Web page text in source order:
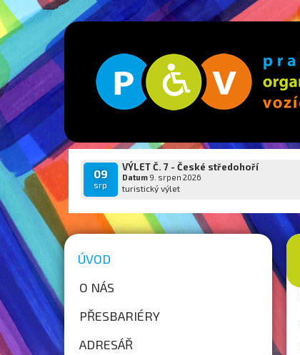
09
srp
VÝLET Č. 7 - České středohoří
Datum9. srpen 2026
turistický výlet
ÚVOD
O NÁS
PŘESBARIÉRY
ADRESÁŘ